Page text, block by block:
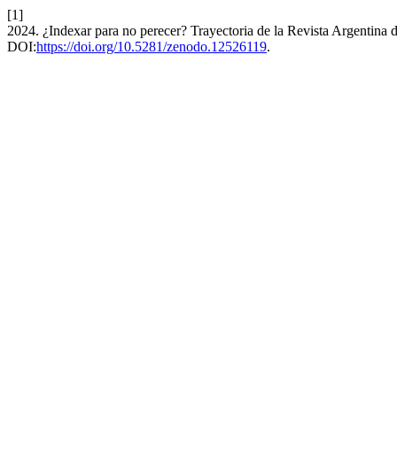
[1]
2024. ¿Indexar para no perecer? Trayectoria de la Revista
DOI:https://doi.org/10.5281/zenodo.12526119.